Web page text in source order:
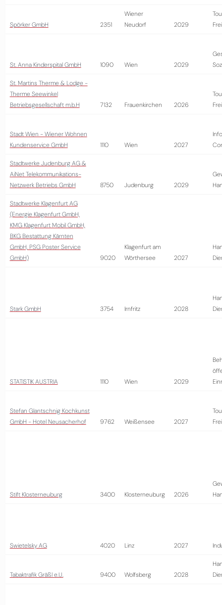
Spörker GmbH 2351
Wiener
Neudorf
2029
St. Anna Kinderspital GmbH 1090 Wien 2029
St. Martins Therme & Lodge -
Therme Seewinkel
Betriebsgesellschaft m.b.H
7132 Frauenkirchen 2026
Stadt Wien - Wiener Wohnen
Kundenservice GmbH
1110 Wien 2027
Stadtwerke Judenburg AG &
AiNet Telekommunikations-
Netzwerk Betriebs GmbH
8750 Judenburg 2029
Stadtwerke Klagenfurt AG
(Energie Klagenfurt GmbH,
KMG Klagenfurt Mobil GmbH,
BKG Bestattung Kärnten
GmbH, PSG Poster Service
GmbH)
9020
Klagenfurt am
Wörthersee
2027
Stark GmbH 3754 Irnfritz 2028
STATISTIK AUSTRIA 1110 Wien 2029
Stefan Glantschnig Kochkunst
GmbH - Hotel Neusacherhof
9762 Weißensee 2027
Stift Klosterneuburg 3400 Klosterneuburg 2026
Swietelsky AG 4020 Linz 2027
Tabaktrafik Gräßl e.U. 9400 Wolfsberg 2028